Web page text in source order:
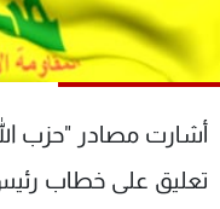
أشارت مصادر "حزب
تعليق على خطاب
البرامج
جدول البرامج
شاهد البرامج
الترددات
عن MTV